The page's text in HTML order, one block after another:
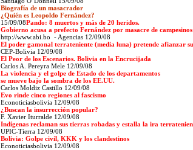
Biografía de un masacrador
¿Quién es Leopoldo Fernández?
15/09/08Pando: 8 muertos y más de 20 heridos.
Gobierno acusa a prefecto Fernández por masacre de
http://www.abi.bo - Agencias 12/09/08
El poder gamonal terrateniente (media luna) pretende afianzar
CEP-Bolivia 12/09/08
El Peor de los Escenarios. Bolivia en la Encrucijada
Carlos A. Pereyra Mele 12/09/08
La violencia y el golpe de Estado de los departamentos
se mueve bajo la sombra de los EE.UU.
Carlos Moldiz Castillo 12/09/08
Evo rinde cinco regiones al fascismo
Econoticiasbolivia 12/09/08
¿Buscan la insurrección popular?
F. Xavier Iturralde 12/09/08
Indígenas reclaman sus tierras robadas y estalla la ira
UPIC-Tierra 12/09/08
Bolivia: Golpe civil, KKK y los clandestinos
Econoticiasbolivia 12/09/08